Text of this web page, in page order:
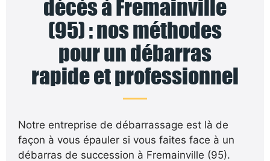
décès à Fremainville
(95) : nos méthodes
pour un débarras
rapide et professionnel
Notre entreprise de débarrassage est là de
façon à vous épauler si vous faites face à un
débarras de succession à Fremainville (95).